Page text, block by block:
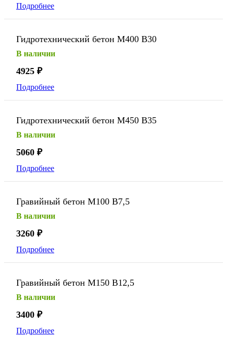
Подробнее
Гидротехнический бетон М400 В30
В наличии
4925 ₽
Подробнее
Гидротехнический бетон М450 В35
В наличии
5060 ₽
Подробнее
Гравийный бетон М100 В7,5
В наличии
3260 ₽
Подробнее
Гравийный бетон М150 В12,5
В наличии
3400 ₽
Подробнее